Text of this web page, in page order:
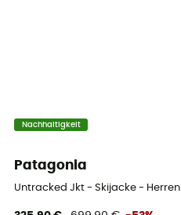
Nachhaltigkeit
Patagonia
Untracked Jkt - Skijacke - Herren